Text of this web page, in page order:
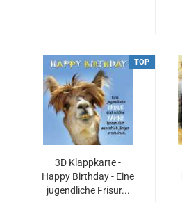
TOP
3D Klappkarte -
Happy Birthday - Eine
jugendliche Frisur...